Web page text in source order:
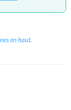
en haut.